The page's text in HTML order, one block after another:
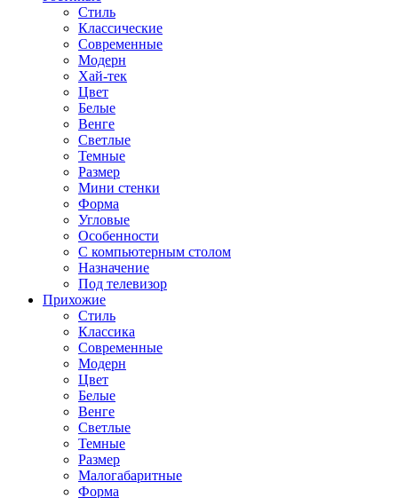
Стиль
Классические
Современные
Модерн
Хай-тек
Цвет
Белые
Венге
Светлые
Темные
Размер
Мини стенки
Форма
Угловые
Особенности
С компьютерным столом
Назначение
Под телевизор
Прихожие
Стиль
Классика
Современные
Модерн
Цвет
Белые
Венге
Светлые
Темные
Размер
Малогабаритные
Форма